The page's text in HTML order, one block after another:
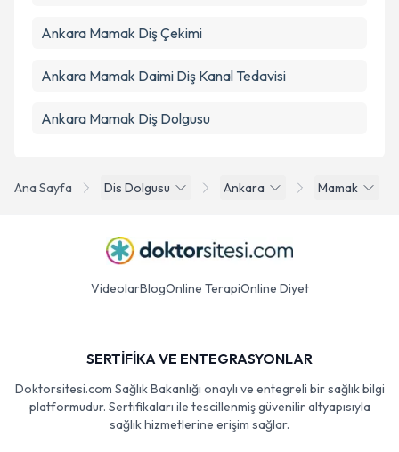
Ana Sayfa Dis Dolgusu Ankara Mamak
Ankara Mamak Diş Çekimi
Ankara Mamak Daimi Diş Kanal Tedavisi
Ankara Mamak Diş Dolgusu
VideolarBlogOnline TerapiOnline Diyet
SERTİFİKA VE ENTEGRASYONLAR
Doktorsitesi.com Sağlık Bakanlığı onaylı ve entegreli bir sağlık bilgi
platformudur. Sertifikaları ile tescillenmiş güvenilir altyapısıyla
sağlık hizmetlerine erişim sağlar.